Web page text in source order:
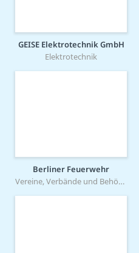
GEISE Elektrotechnik GmbH
Elektrotechnik
Berliner Feuerwehr
Vereine, Verbände und Behörden